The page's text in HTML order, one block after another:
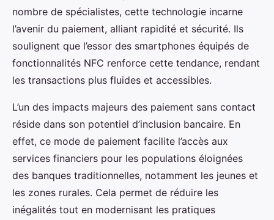
nombre de spécialistes, cette technologie incarne
l’avenir du paiement, alliant rapidité et sécurité. Ils
soulignent que l’essor des smartphones équipés de
fonctionnalités NFC renforce cette tendance, rendant
les transactions plus fluides et accessibles.
L’un des impacts majeurs des paiement sans contact
réside dans son potentiel d’inclusion bancaire. En
effet, ce mode de paiement facilite l’accès aux
services financiers pour les populations éloignées
des banques traditionnelles, notamment les jeunes et
les zones rurales. Cela permet de réduire les
inégalités tout en modernisant les pratiques